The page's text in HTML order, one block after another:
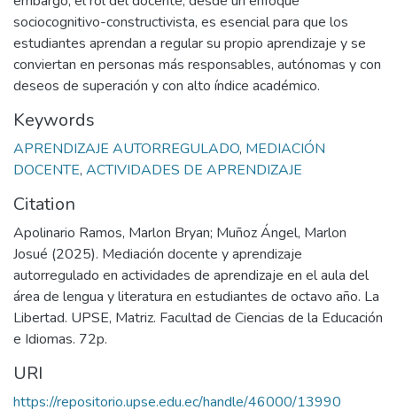
sociocognitivo-constructivista, es esencial para que los
estudiantes aprendan a regular su propio aprendizaje y se
conviertan en personas más responsables, autónomas y con
deseos de superación y con alto índice académico.
Keywords
APRENDIZAJE AUTORREGULADO, MEDIACIÓN
DOCENTE, ACTIVIDADES DE APRENDIZAJE
Citation
Apolinario Ramos, Marlon Bryan; Muñoz Ángel, Marlon
Josué (2025). Mediación docente y aprendizaje
autorregulado en actividades de aprendizaje en el aula del
área de lengua y literatura en estudiantes de octavo año. La
Libertad. UPSE, Matriz. Facultad de Ciencias de la Educación
e Idiomas. 72p.
URI
https://repositorio.upse.edu.ec/handle/46000/13990